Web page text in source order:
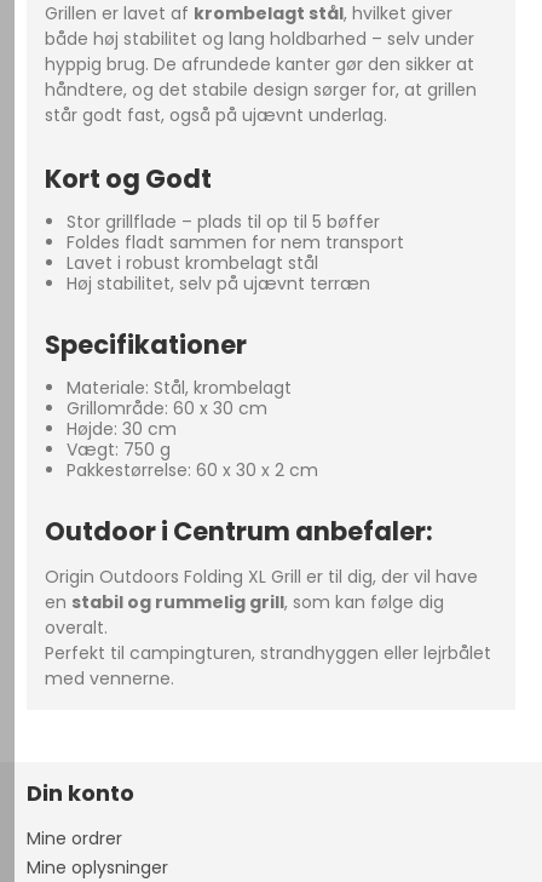
Grillen er lavet af krombelagt stål, hvilket giver
både høj stabilitet og lang holdbarhed – selv under
hyppig brug. De afrundede kanter gør den sikker at
håndtere, og det stabile design sørger for, at grillen
står godt fast, også på ujævnt underlag.
Kort og Godt
Stor grillflade – plads til op til 5 bøffer
Foldes fladt sammen for nem transport
Lavet i robust krombelagt stål
Høj stabilitet, selv på ujævnt terræn
Specifikationer
Materiale: Stål, krombelagt
Grillområde: 60 x 30 cm
Højde: 30 cm
Vægt: 750 g
Pakkestørrelse: 60 x 30 x 2 cm
Outdoor i Centrum anbefaler:
Origin Outdoors Folding XL Grill er til dig, der vil have
en stabil og rummelig grill, som kan følge dig
overalt.
Perfekt til campingturen, strandhyggen eller lejrbålet
med vennerne.
Din konto
Mine ordrer
Mine oplysninger